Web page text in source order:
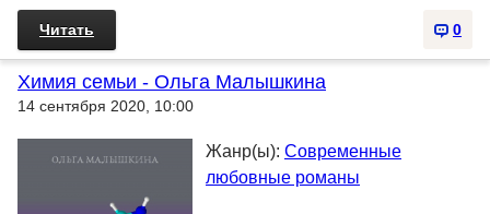
0
Читать
Химия семьи - Ольга Малышкина
14 сентября 2020, 10:00
Жанр(ы): Современные
любовные романы